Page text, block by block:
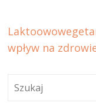
wpływ na